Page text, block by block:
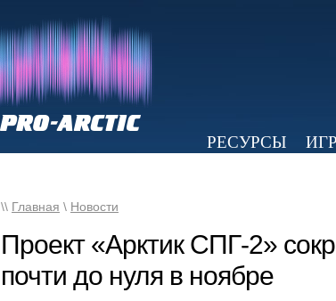
РЕСУРСЫ
\\ Главная \ Новости
Проект «Арктик СПГ-2»
почти до нуля в ноябре